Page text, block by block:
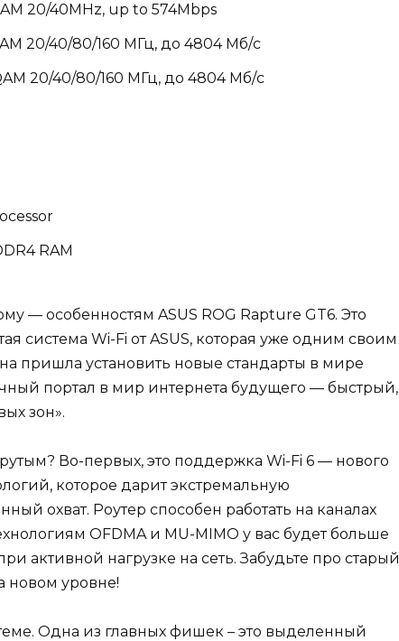
20/40MHz, up to 574Mbps
20/40/80/160 МГц, до 4804 Мб/с
20/40/80/160 МГц, до 4804 Мб/с
RAM
— особенностям ASUS ROG Rapture GT6. Это
система Wi-Fi от ASUS, которая уже одним своим
пришла установить новые стандарты в мире
портал в мир интернета будущего — быстрый,
зон».
Во-первых, это поддержка Wi-Fi 6 — нового
которое дарит экстремальную
охват. Роутер способен работать на каналах
OFDMA и MU-MIMO у вас будет больше
активной нагрузке на сеть. Забудьте про старый
новом уровне!
Одна из главных фишек – это выделенный